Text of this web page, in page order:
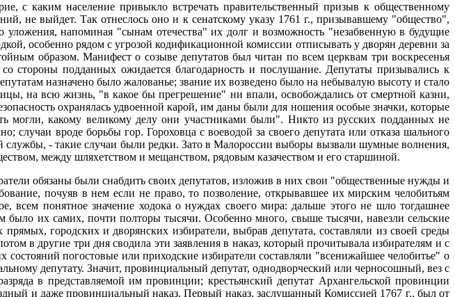
с каким население привыкло встречать правительственный призыв к общественному
не выйдет. Так отнеслось оно и к сенатскому указу 1761 г., призывавшему "общество",
уложения, напоминая "сынам отечества" их долг и возможность "незабвенную в будущие
особенно рядом с угрозой кодификационной комиссии отписывать у дворян деревни за
образом. Манифест о созыве депутатов был читан по всем церквам три воскресенья
стороны подданных ожидается благодарность и послушание. Депутаты призывались к
назначено было жалованье; звание их возведено было на небывалую высоту и стало
на всю жизнь, "в какое бы прегрешение" ни впали, освобождались от смертной казни,
охранялась удвоенной карой, им даны были для ношения особые значки, которые
могли, какому великому делу они участниками были". Никто из русских подданных не
вроде борьбы гор. Гороховца с воеводой за своего депутата или отказа шального
службы, - такие случаи были редки. Зато в Малороссии выборы вызвали шумные волнения,
между шляхетством и мещанством, рядовым казачеством и его старшиной.
обязаны были снабдить своих депутатов, изложив в них свои "общественные нужды и
почуяв в нем если не право, то позволение, открывавшее их мирским челобитьям
всем понятное значение ходока о нуждах своего мира: дальше этого не шло тогдашнее
было их самих, почти полторы тысячи. Особенно много, свыше тысячи, навезли сельские
городских и дворянских избиратели, выбрав депутата, составляли из своей среды
в другие три дня сводила эти заявления в наказ, который прочитывала избирателям и с
погостовые или приходские избиратели составляли "всенижайшее челобитье" о
депутату. Значит, провинциальный депутат, однодворческий или черносошный, вез с
в представляемой им провинции; крестьянский депутат Архангельской провинции
и даже провинциальный наказ. Первый наказ, заслушанный Комиссией 1767 г., был от